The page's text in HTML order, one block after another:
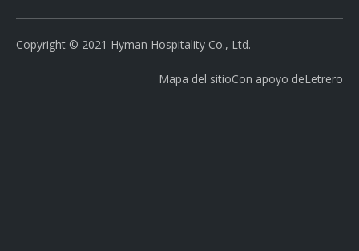
Copyright © 2021 Hyman Hospitality Co., Ltd.
Mapa del sitioCon apoyo deLetrero